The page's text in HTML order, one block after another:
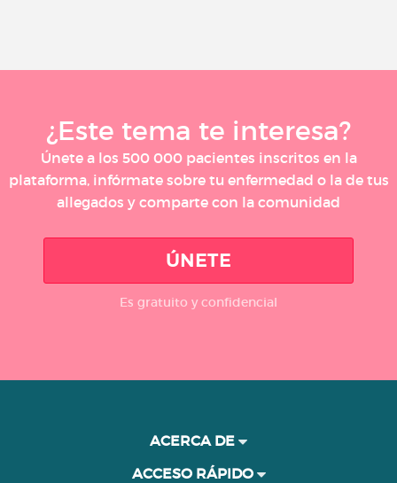
¿Este tema te interesa?
Únete a los 500 000 pacientes inscritos en la
plataforma, infórmate sobre tu enfermedad o la de tus
allegados y comparte con la comunidad
ÚNETE
Es gratuito y confidencial
ACERCA DE
ACCESO RÁPIDO